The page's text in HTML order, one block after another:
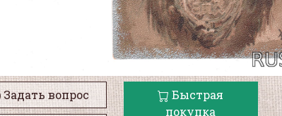
Задать вопрос
Быстрая
покупка